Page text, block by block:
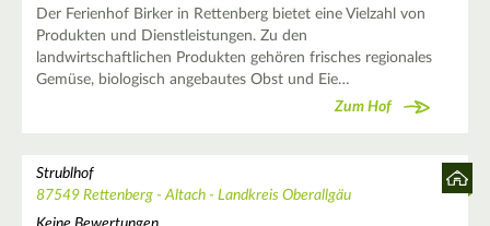
Der Ferienhof Birker in Rettenberg bietet eine Vielzahl von
Produkten und Dienstleistungen. Zu den
landwirtschaftlichen Produkten gehören frisches regionales
Gemüse, biologisch angebautes Obst und Eie…
Zum Hof
Strublhof
87549 Rettenberg - Altach - Landkreis Oberallgäu